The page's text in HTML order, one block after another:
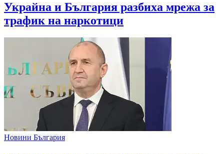
Украйна и България разбиха мрежа за
трафик на наркотици
Новини България